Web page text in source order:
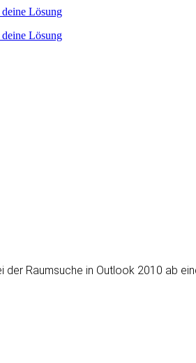
Lösung
Lösung
der Raumsuche in Outlook 2010 ab